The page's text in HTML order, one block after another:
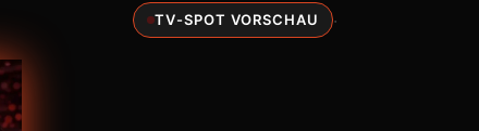
TV-SPOT VORSCHAU ·